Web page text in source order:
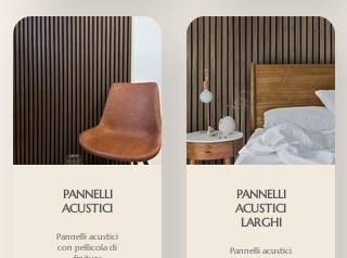
PANNELLI
ACUSTICI
Pannelli acustici
con pellicola di
PANNELLI
ACUSTICI
LARGHI
Pannelli acustici